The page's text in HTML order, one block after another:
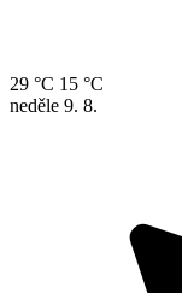
29 °C 15 °C
neděle 9. 8.